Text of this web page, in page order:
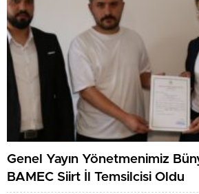
Genel Yayın Yönetmenimiz
BAMEC Siirt İl Temsilcisi Oldu